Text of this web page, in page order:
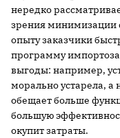
нередко
зрения минимизации
опыту заказчики
программу
выгоды: например,
морально устарела, а
обещает больше
большую
окупит затраты.